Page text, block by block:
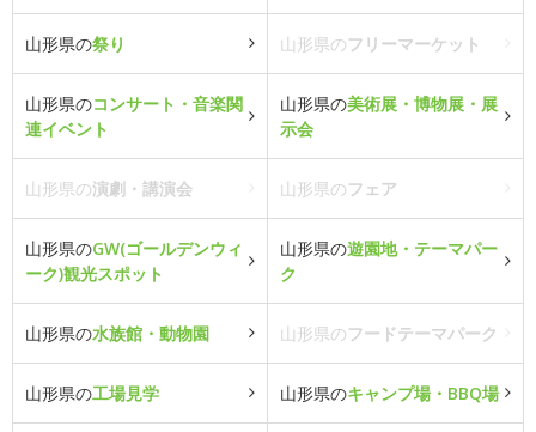
山形県の祭り 山形県のフリーマーケット
山形県のコンサート・音楽関
連イベント
山形県の美術展・博物展・展
示会
山形県の演劇・講演会 山形県のフェア
山形県のGW(ゴールデンウィ
ーク)観光スポット
山形県の遊園地・テーマパー
ク
山形県の水族館・動物園 山形県のフードテーマパーク
山形県の工場見学 山形県のキャンプ場・BBQ場